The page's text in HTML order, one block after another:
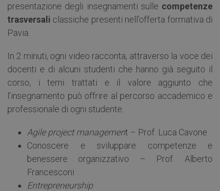
presentazione degli insegnamenti sulle competenze
trasversali classiche presenti nell’offerta formativa di
Pavia.
In 2 minuti, ogni video racconta, attraverso la voce dei
docenti e di alcuni studenti che hanno già seguito il
corso, i temi trattati e il valore aggiunto che
l’insegnamento può offrire al percorso accademico e
professionale di ogni studente.
Agile project management – Prof. Luca Cavone
Conoscere e sviluppare competenze e
benessere organizzativo – Prof. Alberto
Francesconi
Entrepreneurship